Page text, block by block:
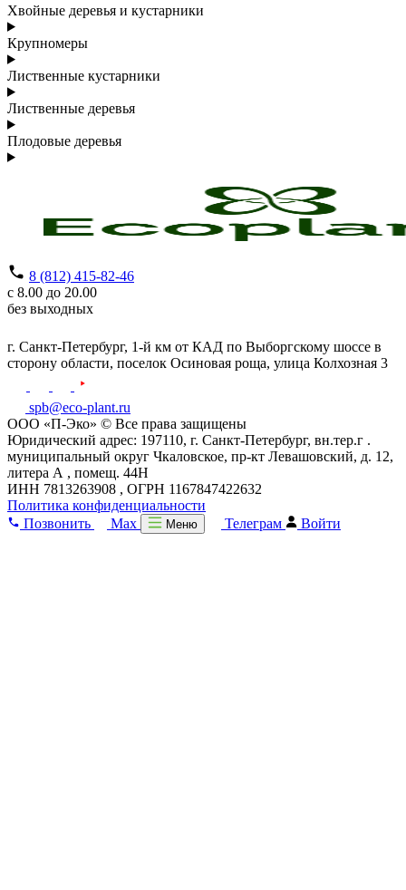
Хвойные деревья и кустарники
Крупномеры
Лиственные кустарники
Лиственные деревья
Плодовые деревья
8 (812) 415-82-46
с 8.00 до 20.00
без выходных
г. Санкт-Петербург, 1-й км от КАД по Выборгскому шоссе в
сторону области, поселок Осиновая роща, улица Колхозная 3
spb@eco-plant.ru
ООО «П-Эко» © Все права защищены
Юридический адрес: 197110, г. Санкт-Петербург, вн.тер.г .
муниципальный округ Чкаловское, пр-кт Левашовский, д. 12,
литера А , помещ. 44Н
ИНН 7813263908 , ОГРН 1167847422632
Политика конфиденциальности
Позвонить
Max Меню Телеграм Войти